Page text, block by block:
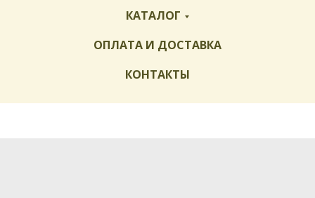
КАТАЛОГ
ОПЛАТА И ДОСТАВКА
КОНТАКТЫ